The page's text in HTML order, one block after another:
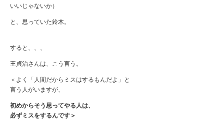
いいじゃないか）
と、思っていた鈴木。
すると、、、
王貞治さんは、こう言う。
＜よく「人間だからミスはするもんだよ」と
言う人がいますが、
初めからそう思ってやる人は、
必ずミスをするんです＞